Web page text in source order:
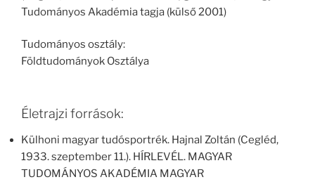
Tudományos Akadémia tagja (külső 2001)
Tudományos osztály:
Földtudományok Osztálya
Életrajzi források:
Külhoni magyar tudósportrék. Hajnal Zoltán (Cegléd,
1933. szeptember 11.). HÍRLEVÉL. MAGYAR
TUDOMÁNYOS AKADÉMIA MAGYAR